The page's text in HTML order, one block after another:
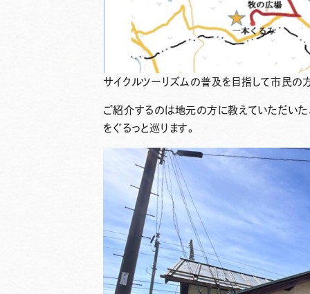
サイクルツーリズムの普及を目指して市民の
ご紹介するのは地元の方に教えていただい
をぐるっと巡ります。